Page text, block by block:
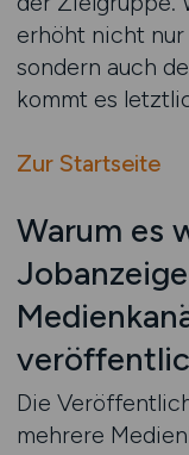
erhöht nicht
sondern auch
kommt es
Zur Startseite
Warum es
Die
mehrere